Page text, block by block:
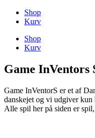
Shop
Kurv
Shop
Kurv
Game InVentors
Game InVentorS er et af
danskejet og vi udgiver
Alle spil her på siden er